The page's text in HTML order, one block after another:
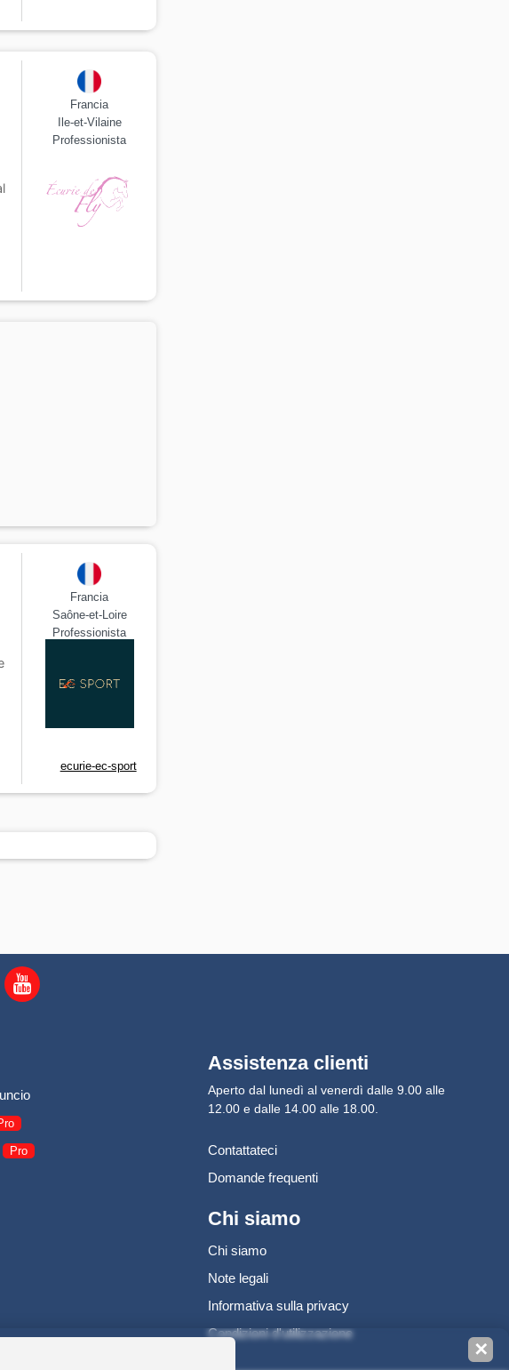
Francia
Ile-et-Vilaine
Professionista
Francia
Saône-et-Loire
Professionista
ecurie-ec-sport
Pro
Assistenza clienti
Aperto dal lunedì al venerdì dalle 9.00 alle
12.00 e dalle 14.00 alle 18.00.
Contattateci
Domande frequenti
Chi siamo
Chi siamo
Note legali
Informativa sulla privacy
Condizioni d'utilizzazione
✕